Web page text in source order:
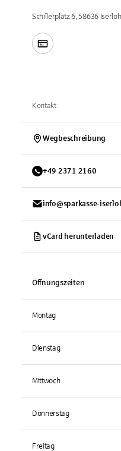
Schillerplatz 6, 58636
Kontakt
Wegbeschreibung
+49 2371 2160
info@sparkasse-
vCard herunterladen
Öffnungszeiten
Montag
Dienstag
Mittwoch
Donnerstag
Freitag